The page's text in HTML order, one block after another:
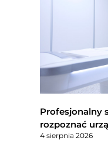
Profesjonalny
rozpoznać
4 sierpnia 2026